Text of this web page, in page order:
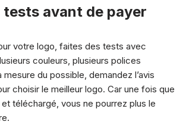
tests avant de payer
votre logo, faites des tests avec
couleurs, plusieurs polices
mesure du possible, demandez l’avis
choisir le meilleur logo. Car une fois que
et téléchargé, vous ne pourrez plus le